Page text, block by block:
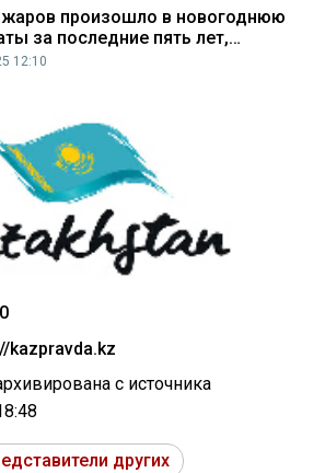
произошло в новогоднюю
за последние пять лет,
в ДЧС
12:10
kazpravda.kz
с источника
других